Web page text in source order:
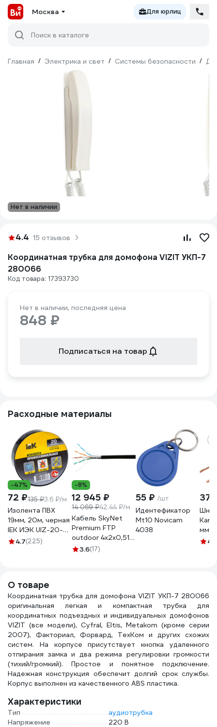
Москва Для юрлиц
Поиск в каталоге
Главная / Электрика и свет / Системы безопасности /
Нет в наличии
4.4 15 отзывов
Координатная трубка для домофона VIZIT УКП-7
280066
Код товара: 17393730
Нет в наличии, последняя цена
848 ₽
Подписаться на товар
Расходные материалы
-47%
72 ₽135 ₽3.6 ₽/м
Изолента ПВХ
19мм, 20м, черная
IEK ИЭК UIZ-20-
10-K02
4.7(225)
-8%
12 945 ₽
14 069 ₽42.44 ₽/м
Кабель SkyNet
Premium FTP
outdoor 4x2x0,51,
медный, FLUKE
3.6(17)
55 ₽ /шт
Идентефикатор
Mt10 Novicam
4038
мм
4.7
О товаре
Координатная трубка для домофона VIZIT УКП-7 280066
оригинальная легкая и компактная трубка для
координатных подъездных и индивидуальных домофонов
VIZIT (все модели), Cyfral, Eltis, Metakom (кроме серии
2007), Факториал, Форвард, ТехКом и других схожих
систем. На корпусе присутствует кнопка удаленного
отпирания замка и два режима регулировки громкости
(тихий/громкий). Простое и понятное подключение.
Надежная конструкция обеспечит долгий срок службы.
Корпус выполнен из качественного ABS пластика.
Характеристики
Тип
аудиотрубка
Напряжение
220 В